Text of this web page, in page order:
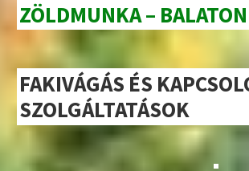
ZÖLDMUNKA –
FAKIVÁGÁS ÉS
SZOLGÁLTATÁSOK